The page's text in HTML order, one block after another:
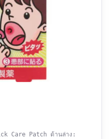
Care Patch ด้านล่าง: